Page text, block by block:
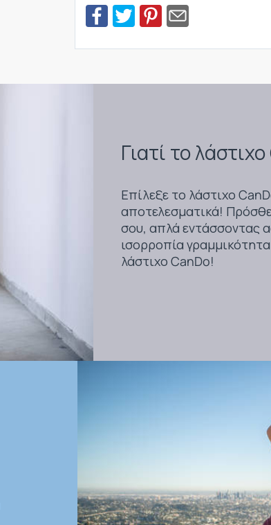
Γιατί το
Επίλεξε το λάστιχο
αποτελεσματικά!
σου, απλά εντάσσοντας
ισορροπία
λάστιχο CanDo!